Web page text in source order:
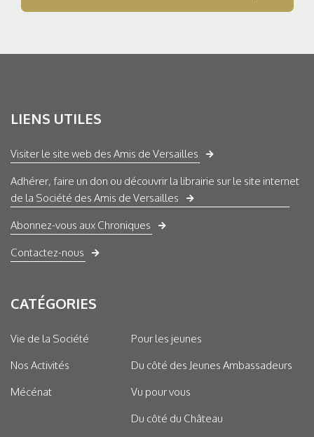
LIENS UTILES
Visiter le site web des Amis de Versailles
Adhérer, faire un don ou découvrir la librairie sur le site internet
de la Société des Amis de Versailles
Abonnez-vous aux Chroniques
Contactez-nous
CATÉGORIES
Vie de la Société
Nos Activités
Mécénat
Pour les jeunes
Du côté des Jeunes Ambassadeurs
Vu pour vous
Du côté du Château